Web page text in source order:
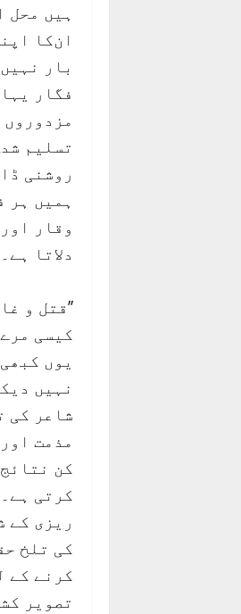
ہیں محل
ان‌کا
بار
فگار
مزدوروں
تسلیم
روشنی
ہمیں ہر
وقار
دلاتا ہے۔
’’قتل و
کیسی
یوں
نہیں
شاعر کی
مذمت
کن
کرتی
ریزی کے
کی تلخ
کرنے کے
تصویر